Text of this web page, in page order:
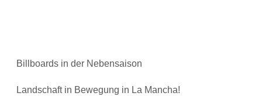
Billboards in der Nebensaison
Landschaft in Bewegung in La Mancha!